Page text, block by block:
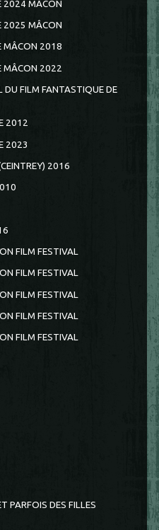
2024 MÂCON
2025 MÂCON
MÂCON 2018
MÂCON 2022
DU FILM FANTASTIQUE DE
2012
2023
2016
FILM FESTIVAL
FILM FESTIVAL
FILM FESTIVAL
FILM FESTIVAL
FILM FESTIVAL
PARFOIS DES FILLES